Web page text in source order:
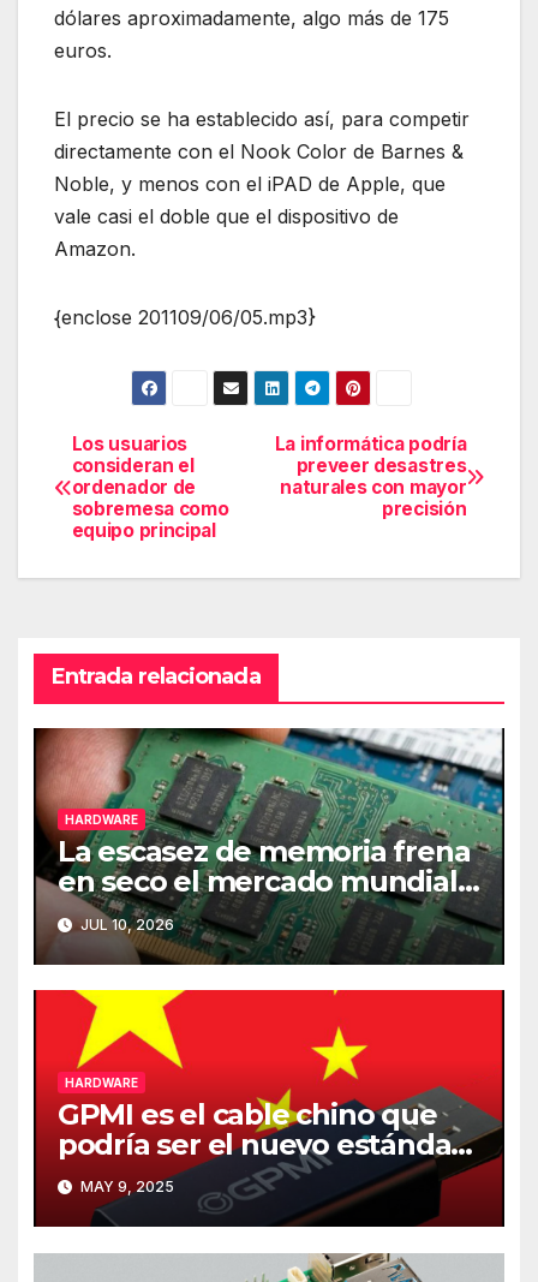
dólares aproximadamente, algo más de 175
euros.
El precio se ha establecido así, para competir
directamente con el Nook Color de Barnes &
Noble, y menos con el iPAD de Apple, que
vale casi el doble que el dispositivo de
Amazon.
{enclose 201109/06/05.mp3}
Navegación
de
entradas
La informática podría
preveer desastres
naturales con mayor
precisión
Los usuarios
consideran el
ordenador de
sobremesa como
equipo principal
Entrada relacionada
HARDWARE
La escasez de memoria frena
en seco el mercado mundial
de PCs
JUL 10, 2026
HARDWARE
GPMI es el cable chino que
podría ser el nuevo estándar
de carga y transferencia de
datos
MAY 9, 2025